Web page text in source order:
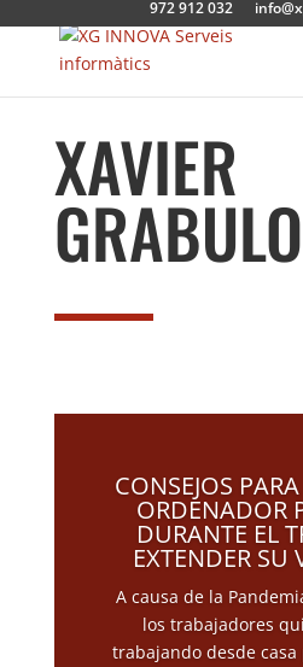
972 912 032
XAVIER
CONSEJOS
ORDENADOR
DURANTE EL
EXTENDER SU
A causa de la
los trabajadores
trabajando desde casa